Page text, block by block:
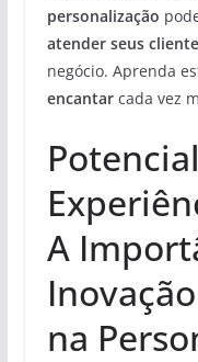
personalização
atender seus
negócio. Aprenda
encantarcada vez
A
na